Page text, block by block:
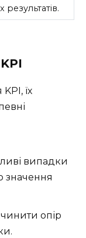
результатів.
їх
випадки
значення
опір